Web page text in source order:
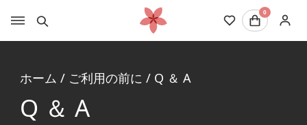
0
ホーム / ご利用の前に / Q ＆ A
Q ＆ A